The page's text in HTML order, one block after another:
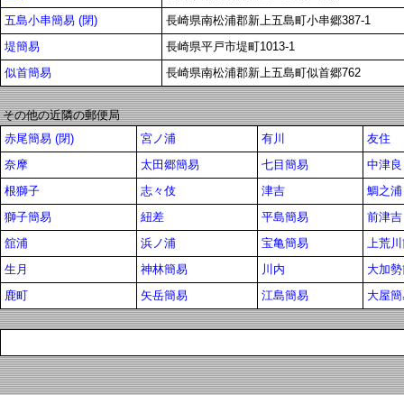
五島小串簡易 (閉)
長崎県南松浦郡新上五島町小串郷387-1
堤簡易
長崎県平戸市堤町1013-1
似首簡易
長崎県南松浦郡新上五島町似首郷762
その他の近隣の郵便局
赤尾簡易 (閉)
宮ノ浦 有川
友住
奈摩
太田郷簡易 七目簡易
中津良
根獅子
志々伎 津吉
鯛之浦
獅子簡易
紐差 平島簡易
前津吉
舘浦
浜ノ浦 宝亀簡易
上荒
生月
神林簡易 川内
大加
鹿町
矢岳簡易 江島簡易 大屋